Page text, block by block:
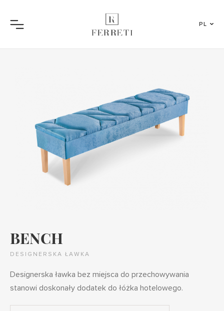
Menu
PL
BENCH
DESIGNERSKA ŁAWKA
Designerska ławka bez miejsca do przechowywania
stanowi doskonały dodatek do łóżka hotelowego.